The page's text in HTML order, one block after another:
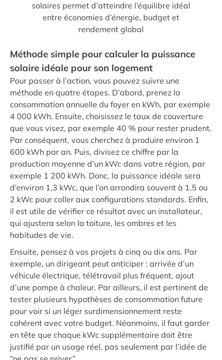
solaires permet d’atteindre l’équilibre idéal
entre économies d’énergie, budget et
rendement global
Méthode simple pour calculer la puissance
solaire idéale pour son logement
Pour passer à l’action, vous pouvez suivre une
méthode en quatre étapes. D’abord, prenez la
consommation annuelle du foyer en kWh, par exemple
4 000 kWh. Ensuite, choisissez le taux de couverture
que vous visez, par exemple 40 % pour rester prudent.
Par conséquent, vous cherchez à produire environ 1
600 kWh par an. Puis, divisez ce chiffre par la
production moyenne d’un kWc dans votre région, par
exemple 1 200 kWh. Donc, la puissance idéale sera
d’environ 1,3 kWc, que l’on arrondira souvent à 1,5 ou
2 kWc pour coller aux configurations standards. Enfin,
il est utile de vérifier ce résultat avec un installateur,
qui ajustera selon la toiture, les ombres et les
habitudes de vie.
Ensuite, pensez à vos projets à cinq ou dix ans. Par
exemple, un dirigeant peut anticiper : arrivée d’un
véhicule électrique, télétravail plus fréquent, ajout
d’une pompe à chaleur. Par ailleurs, il est pertinent de
tester plusieurs hypothèses de consommation future
pour voir si un léger surdimensionnement reste
cohérent avec votre budget. Néanmoins, il faut garder
en tête que chaque kWc supplémentaire doit être
justifié par un usage réel, pas seulement par l’idée de